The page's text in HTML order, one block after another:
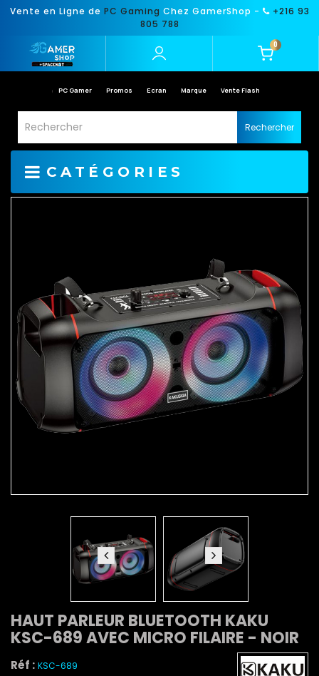
Vente en Ligne de PC Gaming Chez GamerShop -
+216 93
805 788
0
PC Gamer Promos Ecran Marque Vente Flash
Rechercher
CATÉGORIES
HAUT PARLEUR BLUETOOTH KAKU
KSC-689 AVEC MICRO FILAIRE - NOIR
Réf : KSC-689